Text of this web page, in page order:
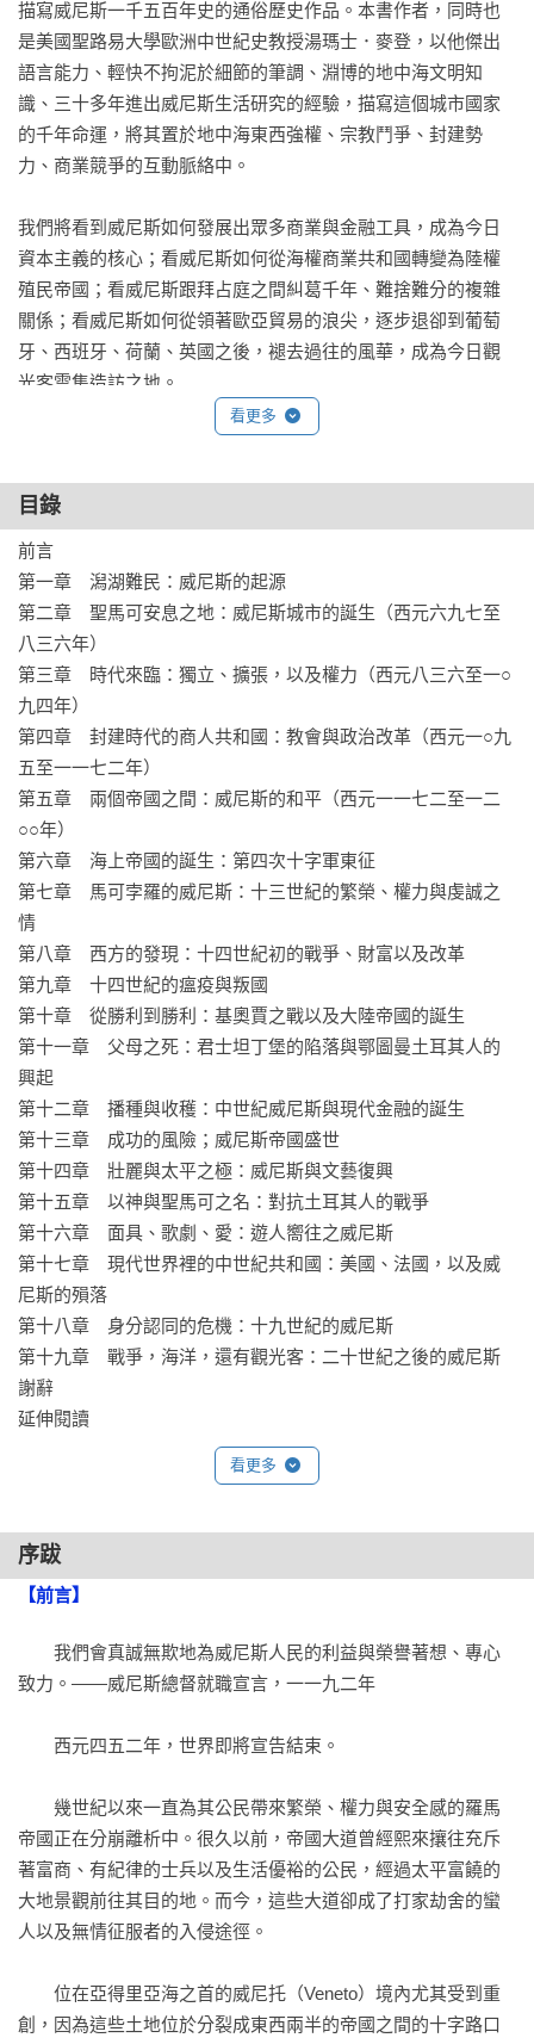
描寫威尼斯一千五百年史的通俗歷史作品。本書作者，同時也
是美國聖路易大學歐洲中世紀史教授湯瑪士．麥登，以他傑出
語言能力、輕快不拘泥於細節的筆調、淵博的地中海文明知
識、三十多年進出威尼斯生活研究的經驗，描寫這個城市國家
的千年命運，將其置於地中海東西強權、宗教鬥爭、封建勢
力、商業競爭的互動脈絡中。
我們將看到威尼斯如何發展出眾多商業與金融工具，成為今日
資本主義的核心；看威尼斯如何從海權商業共和國轉變為陸權
殖民帝國；看威尼斯跟拜占庭之間糾葛千年、難捨難分的複雜
關係；看威尼斯如何從領著歐亞貿易的浪尖，逐步退卻到葡萄
牙、西班牙、荷蘭、英國之後，褪去過往的風華，成為今日觀
光客雲集造訪之地。
事。
【國際書評】
麥登的這本書是神奇威尼斯的完美指南。他的書不僅有權威性
和全面性，也一直有可讀性和趣味性。對於喜愛歐洲、喜歡歷
史，以及喜歡在扶手椅上神遊各地的讀者來說，不可以錯過本
書。
——羅斯．金恩（Ross King）
麥登的這幅威尼斯肖像畫是這座城市豐富多采的藝術品之一，
那是一張由千載傳說編織而成的掛毯，裡頭有令人難忘的角
色、膽大妄為的功績，以及鼓舞人心的勝利。這裡還有自由企
業與思想萌芽，東西方之間的航行和帝國建設，以及世界上最
偉大的建築、繪畫和音樂成就。麥登是一位天生的說書人，他
敏銳地注視著歷史上的諸多細節，從逃離匈奴王阿提拉的羅馬
難民到蜂擁進入今日里瓦托的各國遊客。對於那些自認了解威
尼斯的人來說，麥登的書將帶來新的啟示，而對不熟悉威尼斯
的人來說，本書也可以提供全面的概述。
——約翰．海爾（John R. Hale）
麥登是位不世出的天才，一位可以把故事說得扣人心弦的嚴謹
學者。他用一種微妙的複雜性為威尼斯注入新的生命，使威尼
斯人擺脫過往單面向銅臭商人的刻板形象。這本書非常地精
采。
——拉爾斯．布朗沃思，「中古歐洲三部曲」作者
麥登描繪了一幅生動的圖像：一座沒有土地的城市、一個沒有
國界的帝國。麥登這本充滿魅力的著作，可讀性與研究基礎兼
具，走進了歷史學較不關注的一角，過往只有羅傑．克勞利的
《財富之城》，以及約翰．朱利葉斯．諾里奇（John Julius
方文明史上的偉大明珠有一份新的敬意。
本書對威尼斯豐富多采的歷史進行了一回生動而清晰的全面考
察。
威尼斯的海上帝國史是一道美味、誘人但又不那麼平靜的歷史
——《出版商週刊》
看更多
目錄
前言
第一章　潟湖難民：威尼斯的起源
第二章　聖馬可安息之地：威尼斯城市的誕生（西元六九七至
八三六年）
第三章　時代來臨：獨立、擴張，以及權力（西元八三六至一○
九四年）
第四章　封建時代的商人共和國：教會與政治改革（西元一○九
五至一一七二年）
第五章　兩個帝國之間：威尼斯的和平（西元一一七二至一二
○○年）
第六章　海上帝國的誕生：第四次十字軍東征
第七章　馬可孛羅的威尼斯：十三世紀的繁榮、權力與虔誠之
情
第八章　西方的發現：十四世紀初的戰爭、財富以及改革
第九章　十四世紀的瘟疫與叛國
第十章　從勝利到勝利：基奧賈之戰以及大陸帝國的誕生
第十一章　父母之死：君士坦丁堡的陷落與鄂圖曼土耳其人的
興起
第十二章　播種與收穫：中世紀威尼斯與現代金融的誕生
第十三章　成功的風險；威尼斯帝國盛世
第十四章　壯麗與太平之極：威尼斯與文藝復興
第十五章　以神與聖馬可之名：對抗土耳其人的戰爭
第十六章　面具、歌劇、愛：遊人嚮往之威尼斯
第十七章　現代世界裡的中世紀共和國：美國、法國，以及威
尼斯的殞落
第十八章　身分認同的危機：十九世紀的威尼斯
第十九章　戰爭，海洋，還有觀光客：二十世紀之後的威尼斯
謝辭
延伸閱讀
看更多
序跋
【前言】
我們會真誠無欺地為威尼斯人民的利益與榮譽著想、專心
致力。——威尼斯總督就職宣言，一一九二年
西元四五二年，世界即將宣告結束。
幾世紀以來一直為其公民帶來繁榮、權力與安全感的羅馬
帝國正在分崩離析中。很久以前，帝國大道曾經熙來攘往充斥
著富商、有紀律的士兵以及生活優裕的公民，經過太平富饒的
大地景觀前往其目的地。而今，這些大道卻成了打家劫舍的蠻
人以及無情征服者的入侵途徑。
位在亞得里亞海之首的威尼托（Veneto）境內尤其受到重
創，因為這些土地位於分裂成東西兩半的帝國之間的十字路口